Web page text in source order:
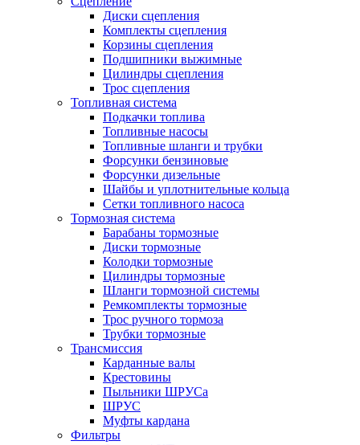
Диски сцепления
Комплекты сцепления
Корзины сцепления
Подшипники выжимные
Цилиндры сцепления
Трос сцепления
Топливная система
Подкачки топлива
Топливные насосы
Топливные шланги и трубки
Форсунки бензиновые
Форсунки дизельные
Шайбы и уплотнительные кольца
Сетки топливного насоса
Тормозная система
Барабаны тормозные
Диски тормозные
Колодки тормозные
Цилиндры тормозные
Шланги тормозной системы
Ремкомплекты тормозные
Трос ручного тормоза
Трубки тормозные
Трансмиссия
Карданные валы
Крестовины
Пыльники ШРУСа
ШРУС
Муфты кардана
Фильтры